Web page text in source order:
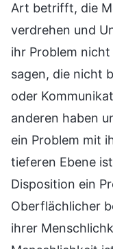
Art betrifft, die
verdrehen und
ihr Problem
sagen, die nicht
oder
anderen haben
ein Problem mit
tieferen Ebene
Disposition ein
Oberflächlicher
ihrer